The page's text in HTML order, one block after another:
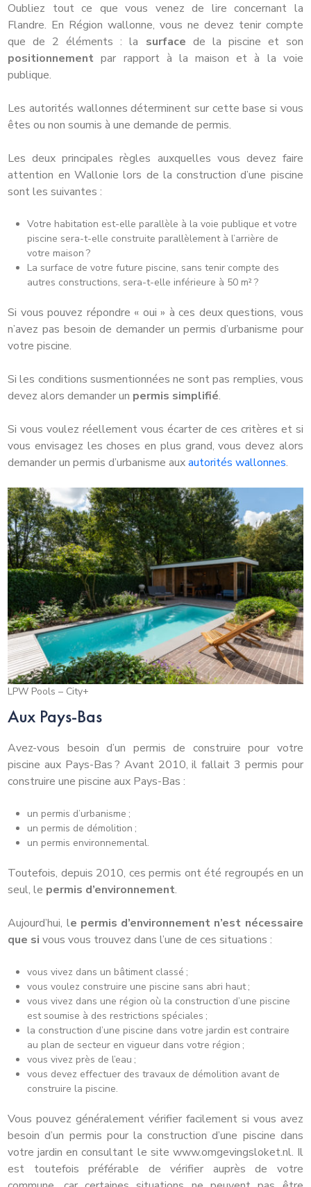
Oubliez tout ce que vous venez de lire concernant la
Flandre. En Région wallonne, vous ne devez tenir compte
que de 2 éléments : la surface de la piscine et son
positionnementpar rapport à la maison et à la voie
publique.
Les autorités wallonnes déterminent sur cette base si vous
êtes ou non soumis à une demande de permis.
Les deux principales règles auxquelles vous devez faire
attention en Wallonie lors de la construction d’une piscine
sont les suivantes :
Votre habitation est-elle parallèle à la voie publique et votre
piscine sera-t-elle construite parallèlement à l’arrière de
votre maison ?
La surface de votre future piscine, sans tenir compte des
autres constructions, sera-t-elle inférieure à 50 m² ?
Si vous pouvez répondre « oui » à ces deux questions, vous
n’avez pas besoin de demander un permis d’urbanisme pour
votre piscine.
Si les conditions susmentionnées ne sont pas remplies, vous
devez alors demander un permis simplifié.
Si vous voulez réellement vous écarter de ces critères et si
vous envisagez les choses en plus grand, vous devez alors
demander un permis d’urbanisme auxautorités wallonnes.
LPW Pools – City+
Aux Pays-Bas
Avez-vous besoin d’un permis de construire pour votre
piscine aux Pays-Bas ? Avant 2010, il fallait 3 permis pour
construire une piscine aux Pays-Bas :
un permis d’urbanisme ;
un permis de démolition ;
un permis environnemental.
Toutefois, depuis 2010, ces permis ont été regroupés en un
seul, le permis d’environnement.
Aujourd’hui, le permis d’environnement n’est nécessaire
que sivous vous trouvez dans l’une de ces situations :
vous vivez dans un bâtiment classé ;
vous voulez construire une piscine sans abri haut ;
vous vivez dans une région où la construction d’une piscine
est soumise à des restrictions spéciales ;
la construction d’une piscine dans votre jardin est contraire
au plan de secteur en vigueur dans votre région ;
vous vivez près de l’eau ;
vous devez effectuer des travaux de démolition avant de
construire la piscine.
Vous pouvez généralement vérifier facilement si vous avez
besoin d’un permis pour la construction d’une piscine dans
votre jardin en consultant le site www.omgevingsloket.nl. Il
est toutefois préférable de vérifier auprès de votre